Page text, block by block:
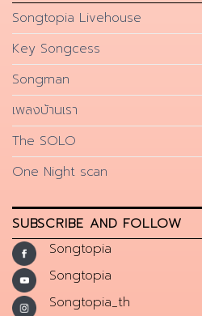
Songtopia Livehouse
Key Songcess
Songman
เพลงบ้านเรา
The SOLO
One Night scan
SUBSCRIBE AND FOLLOW
Songtopia
Songtopia
Songtopia_th